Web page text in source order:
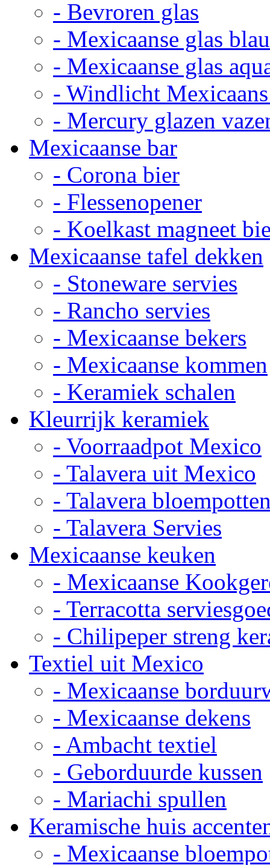
- Bevroren glas
- Mexicaanse glas
- Mexicaanse glas
- Windlicht
- Mercury glazen
Mexicaanse bar
- Corona bier
- Flessenopener
- Koelkast magneet
Mexicaanse tafel dekken
- Stoneware servies
- Rancho servies
- Mexicaanse bekers
- Mexicaanse kommen
- Keramiek schalen
Kleurrijk keramiek
- Voorraadpot Mexico
- Talavera uit Mexico
- Talavera
- Talavera Servies
Mexicaanse keuken
- Mexicaanse
- Terracotta
- Chilipeper streng
Textiel uit Mexico
- Mexicaanse
- Mexicaanse dekens
- Ambacht textiel
- Geborduurde kussen
- Mariachi spullen
Keramische huis
- Mexicaanse